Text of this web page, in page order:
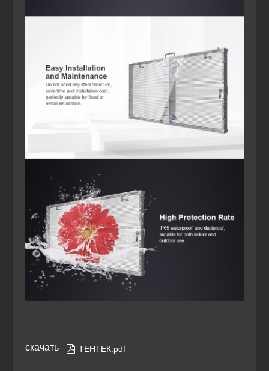
скачать  ТЕНТЕК.pdf